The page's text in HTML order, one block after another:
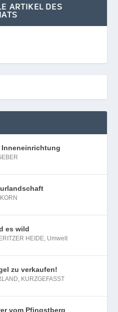
ARTIKEL DES
Inneneinrichtung
es wild
HEIDE, Umwelt
zu verkaufen!
, KURZGEFASST
vom Pfingstberg